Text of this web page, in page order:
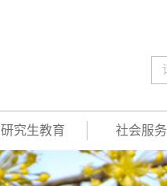
研究生教育 社会服务